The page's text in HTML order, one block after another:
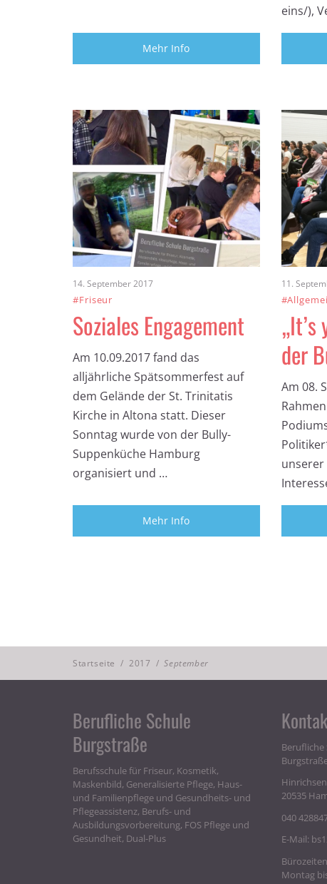
Mehr Info
eins/),
14. September 2017
#Friseur
Soziales Engagement
Am 10.09.2017 fand das
alljährliche Spätsommerfest auf
dem Gelände der St. Trinitatis
Kirche in Altona statt. Dieser
Sonntag wurde von der Bully-
Suppenküche Hamburg
organisiert und …
Mehr Info
11.
der
Am 08.
unserer
Startseite / 2017 /September
Berufliche Schule
Burgstraße
Berufsschule für Friseur, Kosmetik,
Maskenbild, Generalisierte Pflege, Haus-
und Familienpflege und Gesundheits- und
Pflegeassistenz, Berufs- und
Ausbildungsvorbereitung, FOS Pflege und
Gesundheit, Dual-Plus
Berufliche
20535
040
E-Mail:
Montag